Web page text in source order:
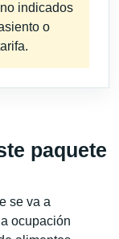
indicados
o
paquete
se va a
ocupación